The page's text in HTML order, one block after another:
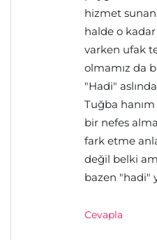
hizmet
halde o
varken ufak
olmamız da
"Hadi"
Tuğba
bir nefes
fark etme
değil belki
bazen "hadi"
Cevapla